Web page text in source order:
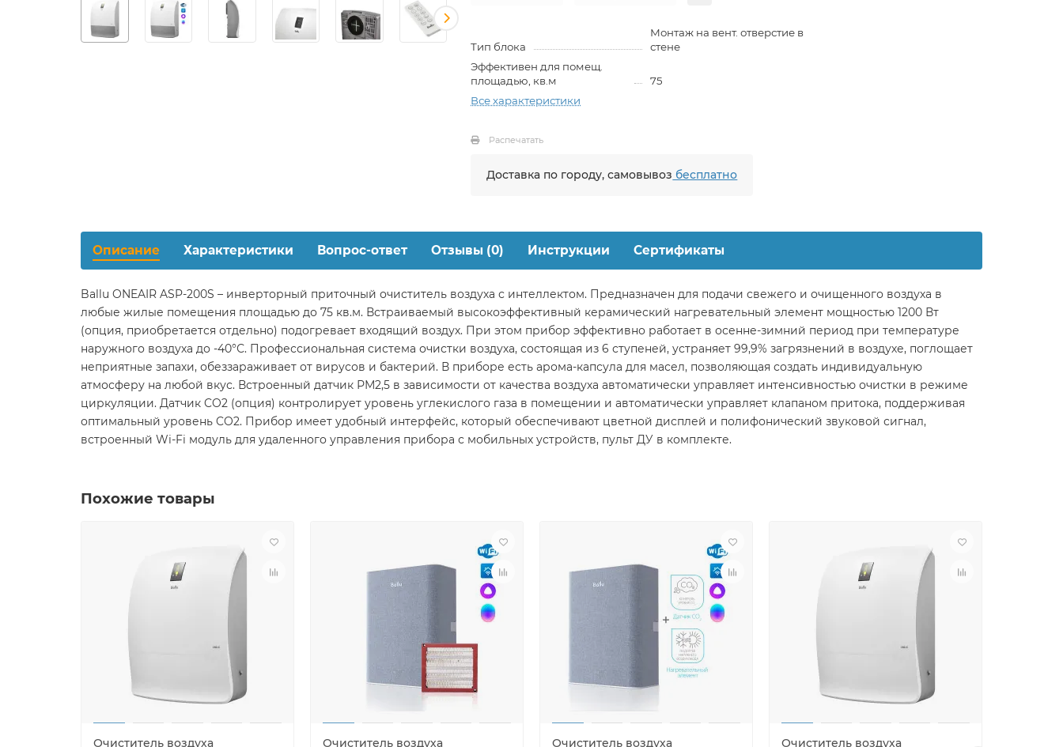
Тип блока
Монтаж на вент. отверстие в
стене
Эффективен для помещ.
площадью, кв.м
75
Все характеристики
Распечатать
Доставка по городу, самовывоз бесплатно
Описание Характеристики Вопрос-ответ Отзывы (0) Инструкции Сертификаты
Ballu ONEAIR ASP-200S – инверторный приточный очиститель воздуха с интеллектом. Предназначен для подачи свежего и очищенного воздуха в
любые жилые помещения площадью до 75 кв.м. Встраиваемый высокоэффективный керамический нагревательный элемент мощностью 1200 Вт
(опция, приобретается отдельно) подогревает входящий воздух. При этом прибор эффективно работает в осенне-зимний период при температуре
наружного воздуха до -40°С. Профессиональная система очистки воздуха, состоящая из 6 ступеней, устраняет 99,9% загрязнений в воздухе, поглощает
неприятные запахи, обеззараживает от вирусов и бактерий. В приборе есть арома-капсула для масел, позволяющая создать индивидуальную
атмосферу на любой вкус. Встроенный датчик РМ2,5 в зависимости от качества воздуха автоматически управляет интенсивностью очистки в режиме
циркуляции. Датчик CO2 (опция) контролирует уровень углекислого газа в помещении и автоматически управляет клапаном притока, поддерживая
оптимальный уровень CO2. Прибор имеет удобный интерфейс, который обеспечивают цветной дисплей и полифонический звуковой сигнал,
встроенный Wi-Fi модуль для удаленного управления прибора с мобильных устройств, пульт ДУ в комплекте.
Похожие товары
Очиститель воздуха
Очиститель воздуха
Очиститель воздуха
Очиститель воздуха